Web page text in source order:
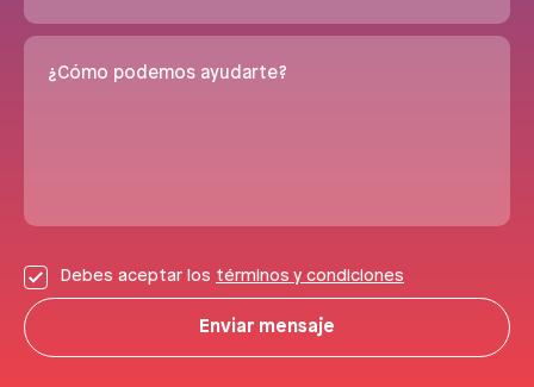
¿Cómo podemos ayudarte?
Debes aceptar los términos y condiciones
Enviar mensaje